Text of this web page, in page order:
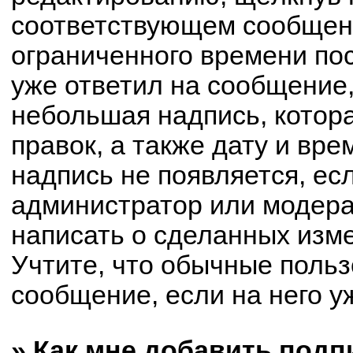
соответствующем
ограниченного времени
уже ответил на
небольшая надпись,
правок, а также дату и
надпись не появляется,
администратор или
написать о сделанных
Учтите, что обычные
сообщение, если на него